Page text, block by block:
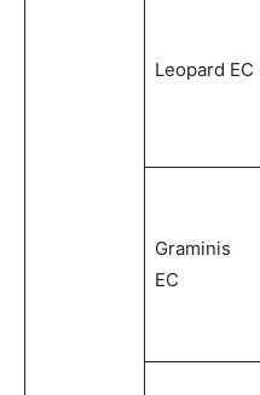
Leopard EC
Graminis
EC